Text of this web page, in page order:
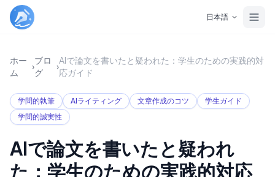
日本語
ホー
ム
›
ブロ
グ
›
AIで論文を書いたと疑われた：学生のための実践的対
応ガイド
学問的執筆 AIライティング 文章作成のコツ
学生ガイド
学問的誠実性
AIで論文を書いたと疑われ
た：学生のための実践的対応